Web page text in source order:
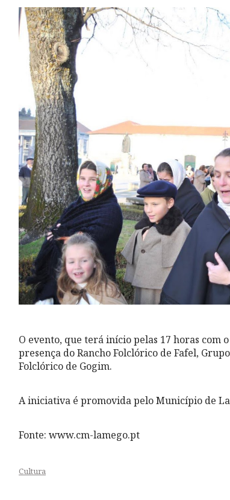
O evento, que terá início pelas 17 horas
presença do Rancho Folclórico de Fafel,
Folclórico de Gogim.
A iniciativa é promovida pelo Município de
Fonte: www.cm-lamego.pt
Cultura